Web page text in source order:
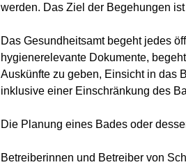
werden. Das Ziel der Begehungen
Das Gesundheitsamt begeht jedes
hygienerelevante Dokumente,
Auskünfte zu geben, Einsicht in das
inklusive einer Einschränkung des
Die Planung eines Bades oder
Betreiberinnen und Betreiber von